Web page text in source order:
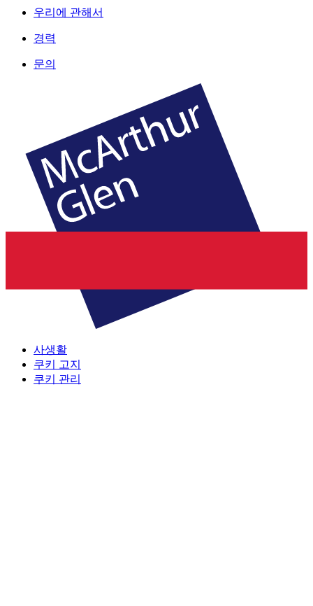
우리에 관해서
경력
문의
사생활
쿠키 고지
쿠키 관리